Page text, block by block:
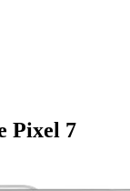
Pixel 7